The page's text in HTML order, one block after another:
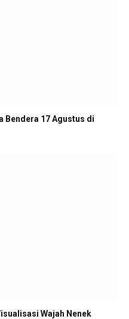
Bendera 17 Agustus di
Wajah Nenek